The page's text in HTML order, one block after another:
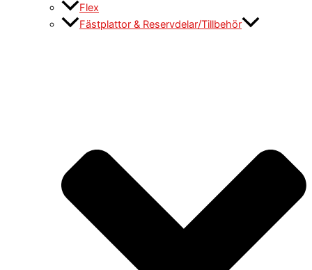
Flex
Fästplattor & Reservdelar/Tillbehör